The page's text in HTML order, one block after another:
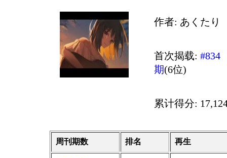
作者: あくたり
首次揭载:#834
期(6位)
累计得分:
周刊期数 排名 再生